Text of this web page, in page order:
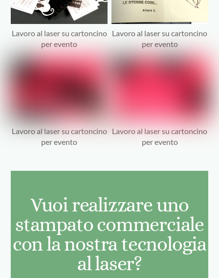
Lavoro al laser su cartoncino
per evento
Lavoro al laser su cartoncino
per evento
Lavoro al laser su cartoncino
per evento
Lavoro al laser su cartoncino
per evento
Vuoi realizzare uno
stampato commerciale
con la nostra tecnologia
al laser?